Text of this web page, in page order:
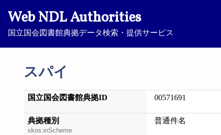
Web NDL Authorities
国立国会図書館典拠データ検索・提供サービス
スパイ
国立国会図書館典拠ID 00571691
典拠種別
skos:inScheme
普通件名